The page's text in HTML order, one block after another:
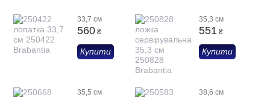
33,7 см
560 ₴
Купити
35,3 см
551 ₴
Купити
35,5 см 38,6 см